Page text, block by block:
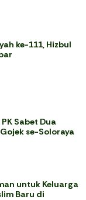
ke-111, Hizbul
Sabet Dua
se-Soloraya
untuk Keluarga
Baru di